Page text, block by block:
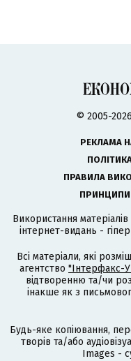
© 2005-
РЕКЛАМА
ПРАВИЛА
ПРИНЦИПИ
Використання
інтернет-видань -
Всі матеріали, які
агентство "Інтерфакс-
відтворенню та/чи
інакше як з
Будь-яке копіювання,
творів та/або
Images -